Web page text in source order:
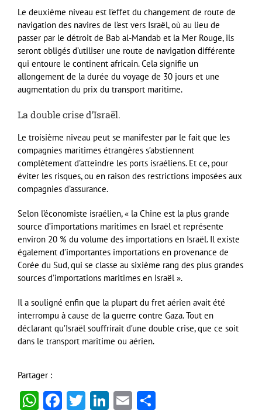
Le deuxième niveau est l’effet du changement de route de
navigation des navires de l’est vers Israël, où au lieu de
passer par le détroit de Bab al-Mandab et la Mer Rouge, ils
seront obligés d’utiliser une route de navigation différente
qui entoure le continent africain. Cela signifie un
allongement de la durée du voyage de 30 jours et une
augmentation du prix du transport maritime.
La double crise d’Israël.
Le troisième niveau peut se manifester par le fait que les
compagnies maritimes étrangères s’abstiennent
complètement d’atteindre les ports israéliens. Et ce, pour
éviter les risques, ou en raison des restrictions imposées aux
compagnies d’assurance.
Selon l’économiste israélien, « la Chine est la plus grande
source d’importations maritimes en Israël et représente
environ 20 % du volume des importations en Israël. Il existe
également d’importantes importations en provenance de
Corée du Sud, qui se classe au sixième rang des plus grandes
sources d’importations maritimes en Israël ».
Il a souligné enfin que la plupart du fret aérien avait été
interrompu à cause de la guerre contre Gaza. Tout en
déclarant qu’Israël souffrirait d’une double crise, que ce soit
dans le transport maritime ou aérien.
Partager :
WhatsApp
Facebook
Twitter
LinkedIn
Email